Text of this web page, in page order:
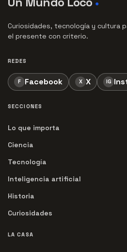
●
Curiosidades, tecnología y cultura
el presente con criterio.
REDES
F Facebook X X IG
SECCIONES
Lo que importa
Ciencia
Tecnología
Inteligencia artificial
Historia
Curiosidades
LA CASA